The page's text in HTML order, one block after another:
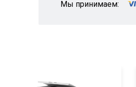
Мы принимаем: